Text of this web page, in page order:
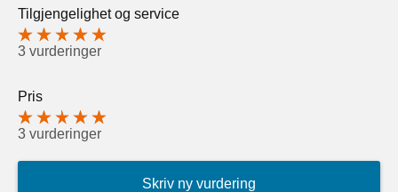
Tilgjengelighet og service
3 vurderinger
Pris
3 vurderinger
Skriv ny vurdering